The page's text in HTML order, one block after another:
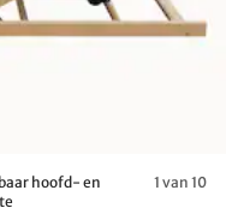
hoofd- en
1 van 10